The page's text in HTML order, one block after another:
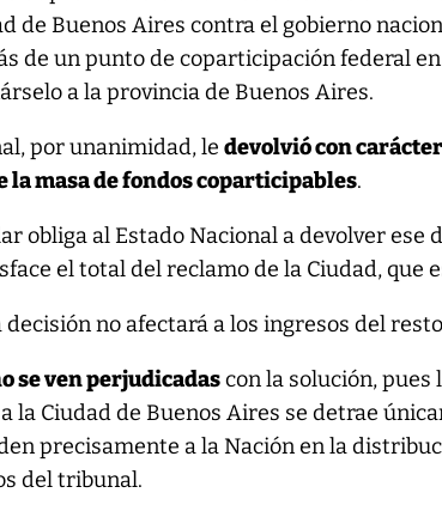
de Buenos Aires contra el gobierno
de un punto de coparticipación federal
a la provincia de Buenos Aires.
por unanimidad, ledevolvió con
la masa de fondos coparticipables.
obliga al Estado Nacional a devolver ese
el total del reclamo de la Ciudad, que
decisión no afectará a los ingresos del
se ven perjudicadascon la solución, pues
la Ciudad de Buenos Aires se detrae
precisamente a la Nación en la
del tribunal.